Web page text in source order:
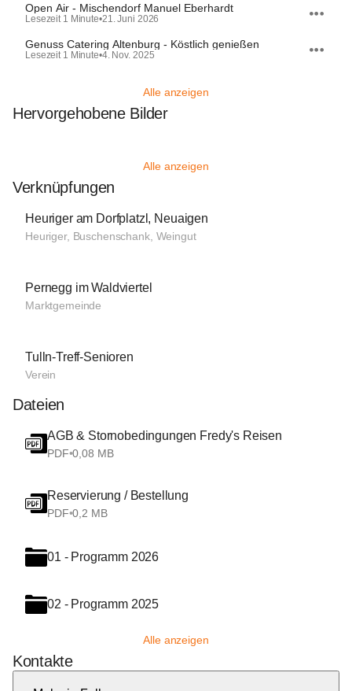
Open Air - Mischendorf Manuel Eberhardt
Lesezeit 1 Minute•21. Juni 2026
Genuss Catering Altenburg - Köstlich genießen
Lesezeit 1 Minute•4. Nov. 2025
Alle anzeigen
Hervorgehobene Bilder
Alle anzeigen
Verknüpfungen
Heuriger am Dorfplatzl, Neuaigen
Heuriger, Buschenschank, Weingut
Pernegg im Waldviertel
Marktgemeinde
Tulln-Treff-Senioren
Verein
Dateien
AGB & Stornobedingungen Fredy's Reisen
PDF•0,08 MB
Reservierung / Bestellung
PDF•0,2 MB
01 - Programm 2026
02 - Programm 2025
Alle anzeigen
Kontakte